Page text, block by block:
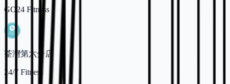
GO24 Fitness
荃灣第六分店
24/7 Fitness